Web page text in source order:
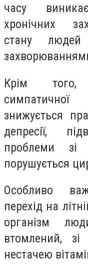
часу
хронічних
стану людей
Крім того,
знижується
депресії,
проблеми
порушується
Особливо
перехід на
організм
втомлений,
нестачею